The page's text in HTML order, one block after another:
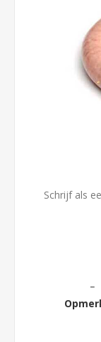
Schrijf als